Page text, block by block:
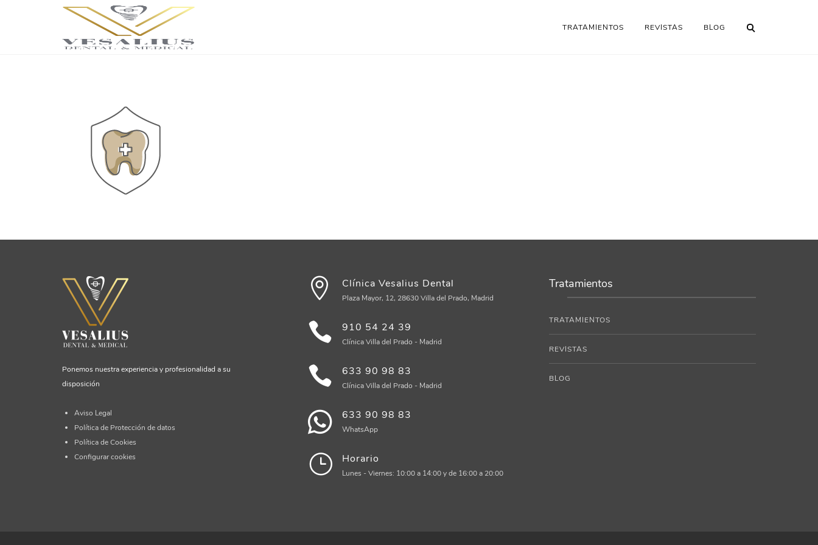
TRATAMIENTOS REVISTAS BLOG
Ponemos nuestra experiencia y profesionalidad a su
disposición
Aviso Legal
Política de Protección de datos
Política de Cookies
Configurar cookies
Clínica Vesalius Dental
Plaza Mayor, 12, 28630 Villa del Prado, Madrid
910 54 24 39
Clínica Villa del Prado - Madrid
633 90 98 83
Clínica Villa del Prado - Madrid
633 90 98 83
WhatsApp
Horario
Lunes - Viernes: 10:00 a 14:00 y de 16:00 a 20:00
Tratamientos
TRATAMIENTOS
REVISTAS
BLOG